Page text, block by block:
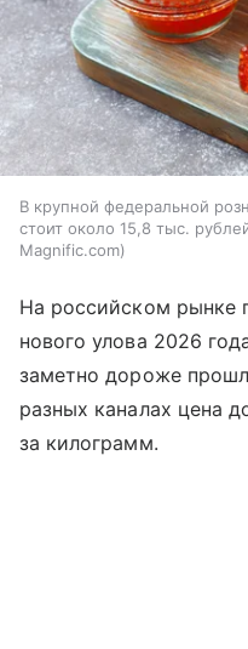
В крупной федеральной
стоит около 15,8 тыс.
Magnific.com
На российском рынке
нового улова 2026
заметно дороже
разных каналах цена
за килограмм.